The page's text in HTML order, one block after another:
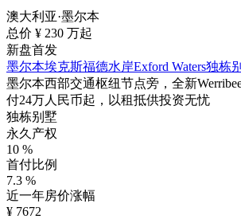
澳大利亚·墨尔本
总价 ¥ 230 万起
新盘首发
墨尔本埃克斯福德水岸Exford Waters独栋
墨尔本西部交通枢纽节点旁，全新
付24万人民币起，以租抵供投资无忧
独栋别墅
永久产权
10 %
首付比例
7.3 %
近一年房价涨幅
¥ 7672